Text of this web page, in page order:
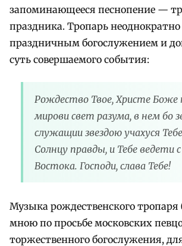
запоминающееся песнопение —
праздника. Тропарь неоднократно
праздничным богослужением и
суть совершаемого события:
Рождество Твое, Христе Боже
мирови свет разума, в нем бо
служащии звездою учахуся
Солнцу правды, и Тебе ведети
Востока. Господи, слава Тебе!
Музыка рождественского
мною по просьбе московских
торжественного богослужения,